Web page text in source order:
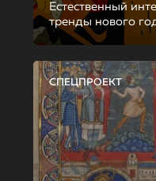
Естественный
тренды нового
СПЕЦПРОЕКТ